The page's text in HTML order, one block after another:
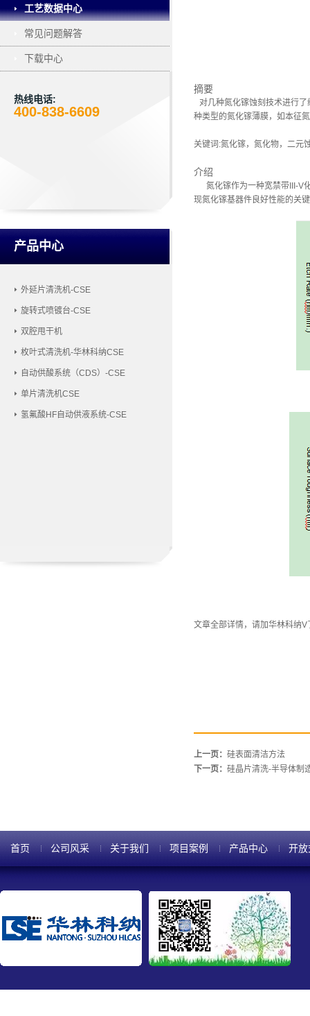
工艺数据中心
常见问题解答
下载中心
热线电话:
400-838-6609
产品中心
外延片清洗机-CSE
旋转式喷镀台-CSE
双腔甩干机
枚叶式清洗机-华林科纳CSE
自动供酸系统（CDS）-CSE
单片清洗机CSE
氢氟酸HF自动供液系统-CSE
摘要
对几种氮化镓蚀刻技术进行
种类型的氮化镓薄膜，如本征
关键词:氮化镓，氮化物，二元
介绍
氮化镓作为一种宽禁带III-V
现氮化镓基器件良好性能的关
文章全部详情，请加华林科纳
上一页： 硅表面清洁方法
下一页： 硅晶片清洗-半导体制
首页 公司风采 关于我们 项目案例 产品中心 开放